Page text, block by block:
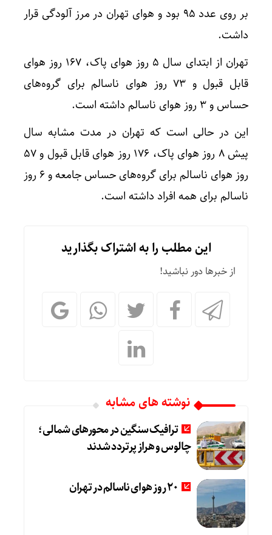
بر روی عدد ۹۵ بود و هوای تهران در مرز آلودگی قرار
داشت.
تهران از ابتدای سال ۵ روز هوای پاک، ۱۶۷ روز هوای
قابل قبول و ۷۳ روز هوای ناسالم برای گروه‌های
حساس و ۳ روز هوای ناسالم داشته است.
این در حالی است که تهران در مدت مشابه سال
پیش ۸ روز هوای پاک، ۱۷۶ روز هوای قابل قبول و ۵۷
روز هوای ناسالم برای گروه‌های حساس جامعه و ۶ روز
ناسالم برای همه افراد داشته است.
این مطلب را به اشتراک بگذارید
از خبرها دور نباشید!
نوشته های مشابه
ترافیک سنگین در محورهای شمالی؛
چالوس و هراز پرتردد شدند
20 روز هوای ناسالم در تهران